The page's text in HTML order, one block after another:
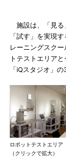
施設は、「見る
「試す」を実現
レーニングスク
トテストエリア
「iQスタジオ」
ロボットテストエリア
（クリックで拡大）